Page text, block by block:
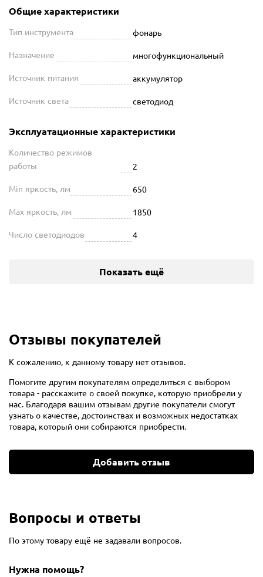
Общие характеристики
Тип инструмента фонарь
Назначение многофункциональный
Источник питания аккумулятор
Источник света светодиод
Эксплуатационные характеристики
Количество режимов
работы
2
Min яркость, лм 650
Max яркость, лм 1850
Число светодиодов 4
Показать ещё
Отзывы покупателей
К сожалению, к данному товару нет отзывов.
Помогите другим покупателям определиться с выбором
товара - расскажите о своей покупке, которую приобрели у
нас. Благодаря вашим отзывам другие покупатели смогут
узнать о качестве, достоинствах и возможных недостатках
товара, который они собираются приобрести.
Добавить отзыв
Вопросы и ответы
По этому товару ещё не задавали вопросов.
Нужна помощь?